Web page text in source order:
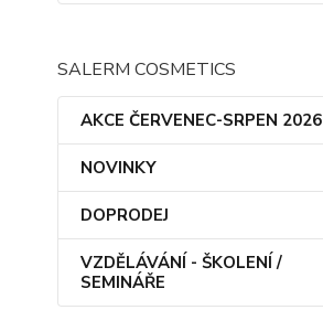
SALERM COSMETICS
AKCE ČERVENEC-SRPEN 2026
NOVINKY
DOPRODEJ
VZDĚLÁVÁNÍ - ŠKOLENÍ /
SEMINÁŘE